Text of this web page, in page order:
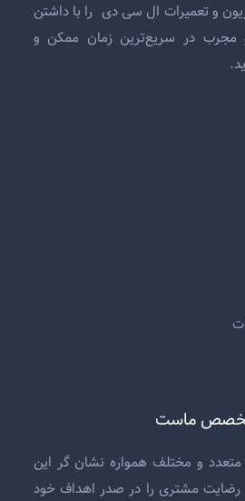
وتعمیرات ال سی دی را با داشتن
مجرب در سریع‌ترین زمان ممکن و
تخصص ماست
متعدد و مختلف همواره نشان گر این
رضایت مشتری را در صدر اهداف خود